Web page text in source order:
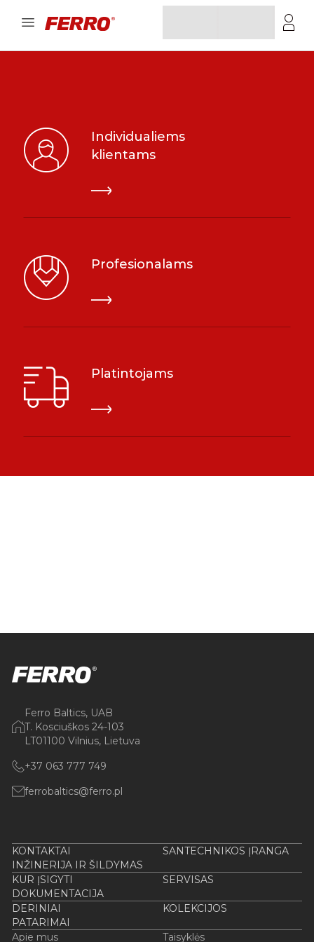
Individualiems
klientams
Profesionalams
Platintojams
Ferro Baltics, UAB
T. Kosciuškos 24-103
LT01100 Vilnius, Lietuva
+37 063 777 749
ferrobaltics@ferro.pl
KONTAKTAI
SANTECHNIKOS ĮRANGA
INŽINERIJA IR ŠILDYMAS
KUR ĮSIGYTI
SERVISAS
DOKUMENTACIJA
DERINIAI
KOLEKCIJOS
PATARIMAI
Apie mus
Taisyklės